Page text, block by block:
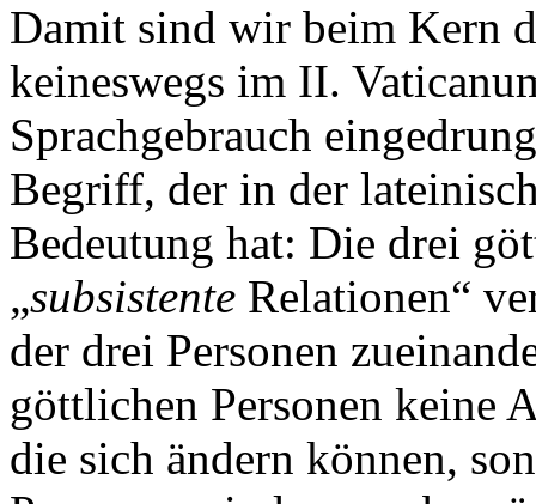
Damit sind wir beim Kern
keineswegs im II.
Sprachgebrauch
Begriff, der in der
Bedeutung hat: Die drei
„subsistente Relationen“
der drei Personen
göttlichen Personen keine
die sich ändern können,